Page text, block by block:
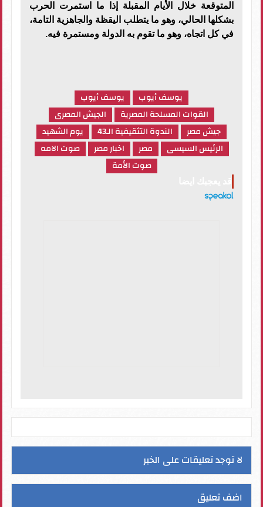
المتوقعة خلال الأيام المقبلة إذا ما استمرت الحرب
بشكلها الحالي، وهو ما يتطلب اليقظة والجاهزية التامة،
في كل اتجاه، وهو ما تقوم به الدولة ومستمرة فيه.
يوسف أيوب
يوسف أيوب
القوات المسلحة المصرية
الجيش المصرى
جيش مصر
الندوة التثقيفية الـ43
يوم الشهيد
الرئيس السيسى
مصر اخبار مصر
صوت الامه
صوت الأمة
لا توجد تعليقات على الخبر
اضف تعليق